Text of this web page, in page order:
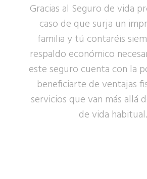
Gracias al Seguro de vida
caso de que surja un
familia y tú contaréis
respaldo económico
este seguro cuenta con la
beneficiarte de ventajas
servicios que van más allá
de vida habitual.